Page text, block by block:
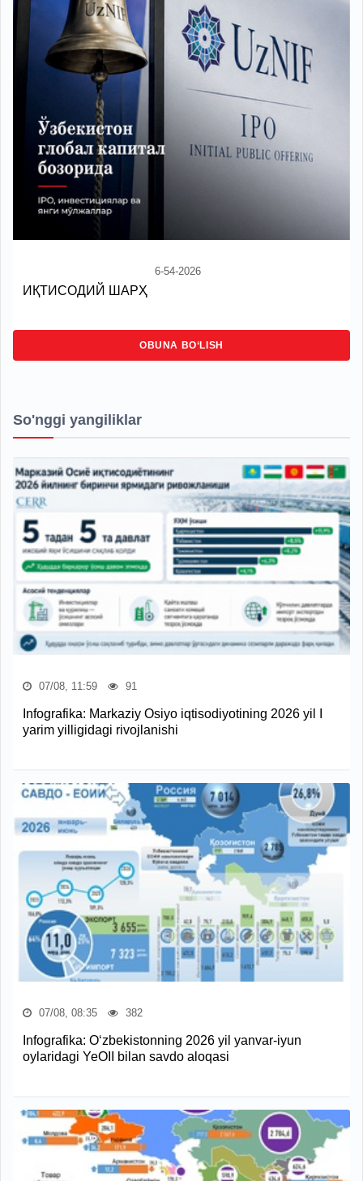
6-54-2026
ИҚТИСОДИЙ ШАРҲ
OBUNA BO‘LISH
So'nggi yangiliklar
07/08, 11:59 91
Infografika: Markaziy Osiyo iqtisodiyotining 2026 yil I
yarim yilligidagi rivojlanishi
07/08, 08:35 382
Infografika: O‘zbekistonning 2026 yil yanvar-iyun
oylaridagi YeOII bilan savdo aloqasi